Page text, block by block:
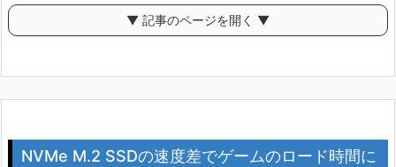
▼ 記事のページを開く ▼
NVMe M.2 SSDの速度差でゲームのロード時間に